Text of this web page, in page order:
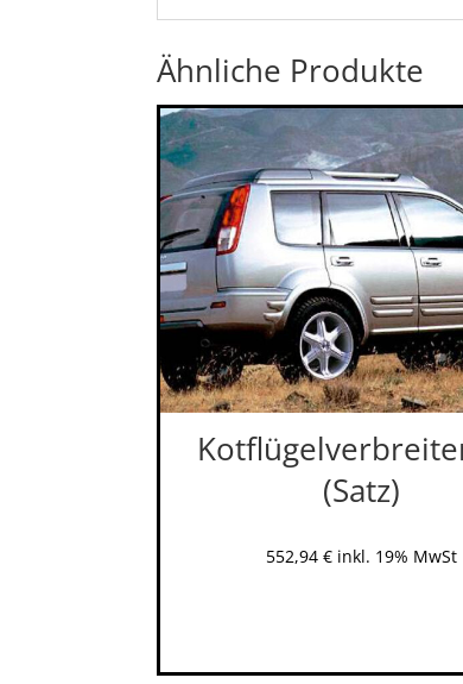
Ähnliche Produkte
(Satz)
552,94 € inkl. 19% MwSt